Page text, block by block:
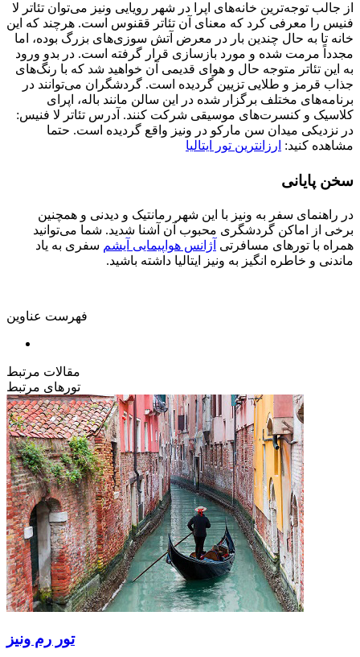
از جالب توجه‌ترین خانه‌های اپرا در شهر رویایی ونیز می‌توان تئاتر لا
فنیس را معرفی کرد که معنای آن تئاتر ققنوس است. هرچند که این
خانه تا به حال چندین بار در معرض آتش سوزی‌های بزرگ بوده، اما
مجدداً مرمت شده و مورد بازسازی قرار گرفته است. در بدو ورود
به این تئاتر متوجه حال و هوای قدیمی آن خواهید شد که با رنگ‌های
جذاب قرمز و طلایی تزیین گردیده است. گردشگران می‌توانند در
برنامه‌های مختلف برگزار شده در این سالن مانند باله، اپرای
کلاسیک و کنسرت‌های موسیقی شرکت کنند. آدرس تئاتر لا فنیس:
در نزدیکی میدان سن مارکو در ونیز واقع گردیده است. حتما
مشاهده کنید: ارزانترین تور ایتالیا
سخن پایانی
در راهنمای سفر به ونیز با این شهر رمانتیک و دیدنی و همچنین
برخی از اماکن گردشگری محبوب آن آشنا شدید. شما می‌توانید
همراه با تورهای مسافرتی آژانس هواپیمایی آیشم سفری به یاد
ماندنی و خاطره انگیز به ونیز ایتالیا داشته باشید.
فهرست عناوین
مقالات مرتبط
تورهای مرتبط
تور رم ونیز